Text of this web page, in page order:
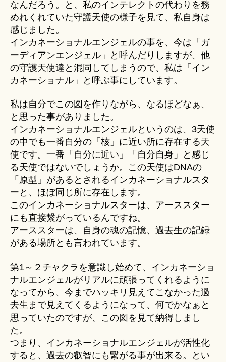
なんだろう。と、私のインテレクトの代わりを務
めれくれていた守護天使の様子を見て、私自身は
感じました。
インカネーショナルエンジェルの事を、今は「ガ
ーディアンエンジェル」と呼んだりしますが、他
の守護天使達と混同してしまうので、私は「イン
カネーショナル」と呼ぶ事にしています。
私は自分でこの図を作りながら、なるほどなぁ、
と思った事がありました。
インカネーショナルエンジェルというのは、3天使
の中でも一番自分の「核」に近い所に存在する天
使です。一番「自分に近い」「自分自身」と感じ
る天使ではないでしょうか。この天使はDNAの
「原型」があるとされるインカネーショナルスタ
ーと、ほぼ同じ所に存在します。
このインカネーショナルスターは、アーススター
にも直接繋がっているんですね。
アーススターは、自身の魂の記憶、過去生の記録
がある場所とも言われています。
第1～２チャクラを意識し始めて、インカネーショ
ナルエンジェルがリアルに頑張ってくれるように
なってから、今までハッキリ見えてこなかった過
去生まで見えてくるようになって、何でかなぁと
思っていたのですが、この図を見て納得しまし
た。
つまり、インカネーショナルエンジェルが活性化
すると、過去の叡智にも繋がる事が出来る。とい